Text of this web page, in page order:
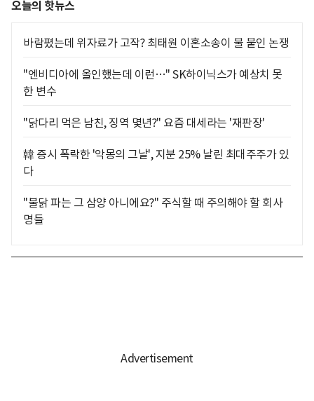
오늘의 핫뉴스
바람폈는데 위자료가 고작? 최태원 이혼소송이 불 붙인 논쟁
"엔비디아에 올인했는데 이런…" SK하이닉스가 예상치 못
한 변수
"닭다리 먹은 남친, 징역 몇년?" 요즘 대세라는 '재판장'
韓 증시 폭락한 '악몽의 그날', 지분 25% 날린 최대주주가 있
다
"불닭 파는 그 삼양 아니에요?" 주식할 때 주의해야 할 회사
명들